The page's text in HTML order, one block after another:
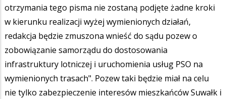
otrzymania tego pisma nie zostaną podjęte żadne kroki
w kierunku realizacji wyżej wymienionych działań,
redakcja będzie zmuszona wnieść do sądu pozew o
zobowiązanie samorządu do dostosowania
infrastruktury lotniczej i uruchomienia usług PSO na
wymienionych trasach". Pozew taki będzie miał na celu
nie tylko zabezpieczenie interesów mieszkańców Suwałk i